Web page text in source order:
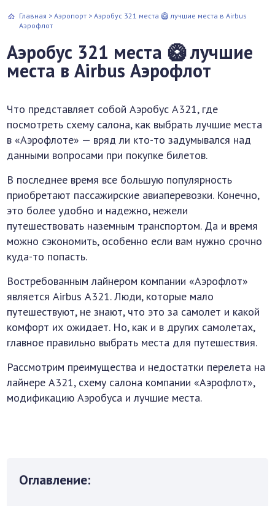
Главная >Аэропорт >Аэробус 321 места 🥝 лучшие места в Airbus
Аэрофлот
Аэробус 321 места 🥝 лучшие
места в Airbus Аэрофлот
Что представляет собой Аэробус А321, где
посмотреть схему салона, как выбрать лучшие места
в «Аэрофлоте» — вряд ли кто-то задумывался над
данными вопросами при покупке билетов.
В последнее время все большую популярность
приобретают пассажирские авиаперевозки. Конечно,
это более удобно и надежно, нежели
путешествовать наземным транспортом. Да и время
можно сэкономить, особенно если вам нужно срочно
куда-то попасть.
Востребованным лайнером компании «Аэрофлот»
является Airbus А321. Люди, которые мало
путешествуют, не знают, что это за самолет и какой
комфорт их ожидает. Но, как и в других самолетах,
главное правильно выбрать места для путешествия.
Рассмотрим преимущества и недостатки перелета на
лайнере А321, схему салона компании «Аэрофлот»,
модификацию Аэробуса и лучшие места.
Оглавление: